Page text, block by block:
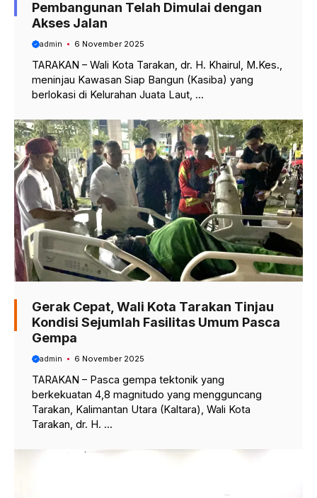
Pembangunan Telah Dimulai dengan
Akses Jalan
admin 6 November 2025
TARAKAN – Wali Kota Tarakan, dr. H. Khairul, M.Kes.,
meninjau Kawasan Siap Bangun (Kasiba) yang
berlokasi di Kelurahan Juata Laut, ...
Gerak Cepat, Wali Kota Tarakan Tinjau
Kondisi Sejumlah Fasilitas Umum Pasca
Gempa
admin 6 November 2025
TARAKAN – Pasca gempa tektonik yang
berkekuatan 4,8 magnitudo yang mengguncang
Tarakan, Kalimantan Utara (Kaltara), Wali Kota
Tarakan, dr. H. ...